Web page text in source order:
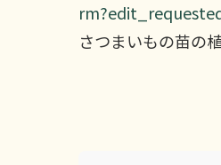
さつまいもの苗の